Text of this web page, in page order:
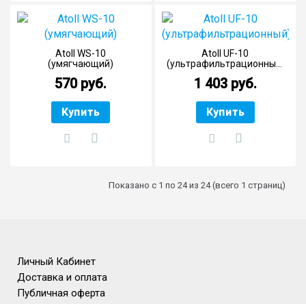
Atoll WS-10
(умягчающий)
570 руб.
Купить
Atoll UF-10
1 403 руб.
Купить
Показано с 1 по 24 из 24 (всего 1 страниц)
Личный Кабинет
Доставка и оплата
Публичная оферта